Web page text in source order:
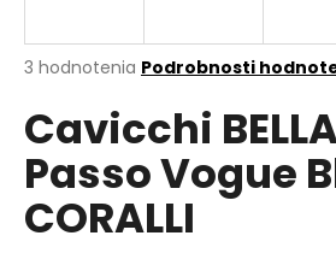
Priemerné
produktu
je
4,0
5
hviezdičiek.
3 hodnotenia Podrobnosti
Cavicchi
Passo Vogue
CORALLI
j
ť
?